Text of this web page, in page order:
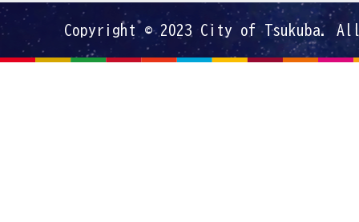
Copyright © 2023 City of Tsukuba.